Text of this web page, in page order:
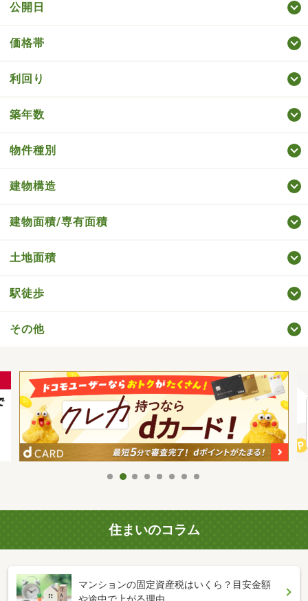
公開日
価格帯
利回り
築年数
物件種別
建物構造
建物面積/専有面積
土地面積
駅徒歩
その他
住まいのコラム
マンションの固定資産税はいくら？目安金額